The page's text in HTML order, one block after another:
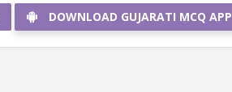
DOWNLOAD GUJARATI MCQ APP